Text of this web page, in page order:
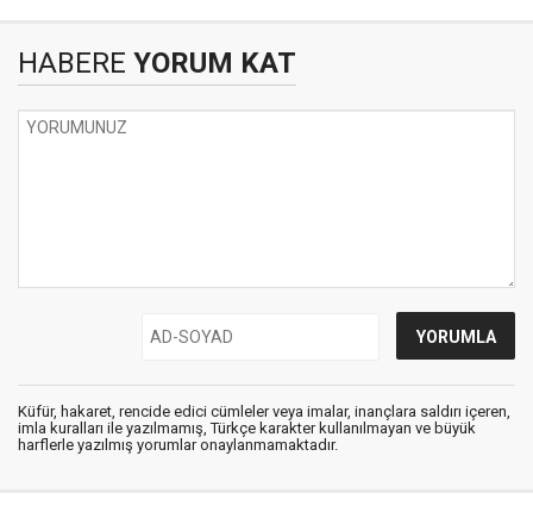
HABERE YORUM KAT
Küfür, hakaret, rencide edici cümleler veya imalar, inançlara saldırı içeren,
imla kuralları ile yazılmamış, Türkçe karakter kullanılmayan ve büyük
harflerle yazılmış yorumlar onaylanmamaktadır.